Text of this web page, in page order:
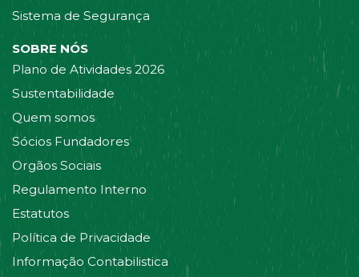
Sistema de Segurança
SOBRE NÓS
Plano de Atividades 2026
Sustentabilidade
Quem somos
Sócios Fundadores
Orgãos Sociais
Regulamento Interno
Estatutos
Política de Privacidade
Informação Contabilistica